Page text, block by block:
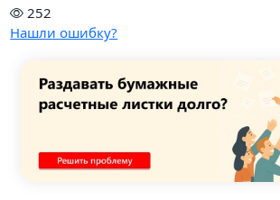
252
Нашли ошибку?